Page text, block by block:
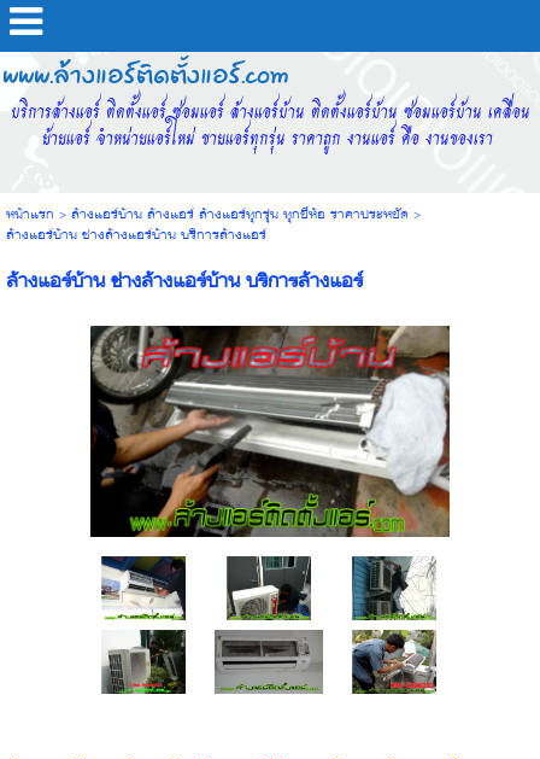
www.ล้างแอร์ติดตั้งแอร์.com
บริการล้างแอร์ ติดตั้งแอร์ ซ่อมแอร์ ล้างแอร์บ้าน ติดตั้งแอร์บ้าน ซ่อมแอร์บ้าน เคลื่อน
ย้ายแอร์ จำหน่ายแอร์ใหม่ ขายแอร์ทุกรุ่น ราคาถูก งานแอร์ คือ งานของเรา
หน้าแรก > ล้างแอร์บ้าน ล้างแอร์ ล้างแอร์ทุกรุ่น ทุกยี่ห้อ ราคาประหยัด >
ล้างแอร์บ้าน ช่างล้างแอร์บ้าน บริการล้างแอร์
ล้างแอร์บ้าน ช่างล้างแอร์บ้าน บริการล้างแอร์